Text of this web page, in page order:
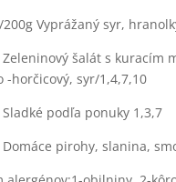
200g Vyprážaný syr,
Zeleninový šalát s kuracím
-horčicový, syr/1,4,7,10
Sladké podľa ponuky 1,3,7
Domáce pirohy, slanina,